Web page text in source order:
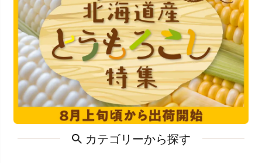
カテゴリーから探す